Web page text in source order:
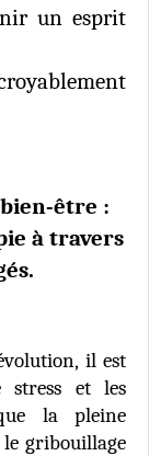
un esprit
être :
à travers
il est
stress et les
la pleine
gribouillage